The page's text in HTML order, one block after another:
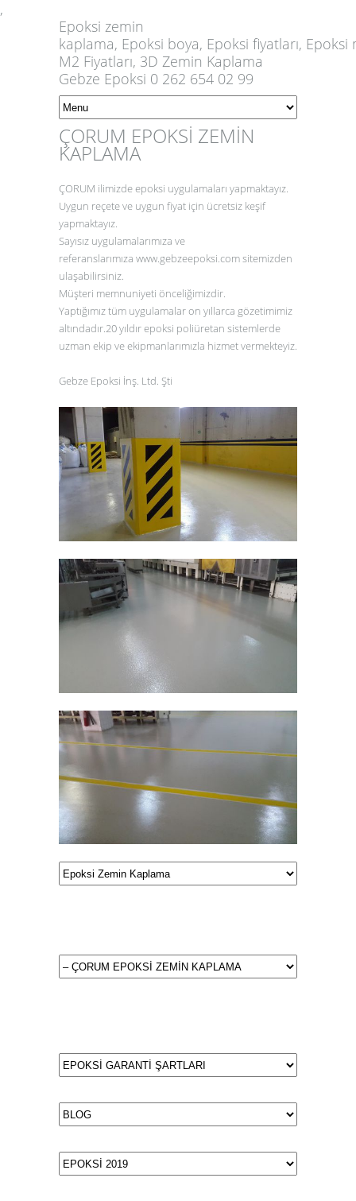
,
Epoksi zemin
kaplama, Epoksi boya, Epoksi fiyatları, Epoksi
M2 Fiyatları, 3D Zemin Kaplama
Gebze Epoksi 0 262 654 02 99
ÇORUM EPOKSİ ZEMİN
KAPLAMA
ÇORUM ilimizde epoksi uygulamaları yapmaktayız.
Uygun reçete ve uygun fiyat için ücretsiz keşif
yapmaktayız.
Sayısız uygulamalarımıza ve
referanslarımıza www.gebzeepoksi.comsitemizden
ulaşabilirsiniz.
Müşteri memnuniyeti önceliğimizdir.
Yaptığımız tüm uygulamalar on yıllarca gözetimimiz
altındadır.20 yıldır epoksi poliüretan sistemlerde
uzman ekip ve ekipmanlarımızla hizmet vermekteyiz.
Gebze Epoksi İnş. Ltd. Şti